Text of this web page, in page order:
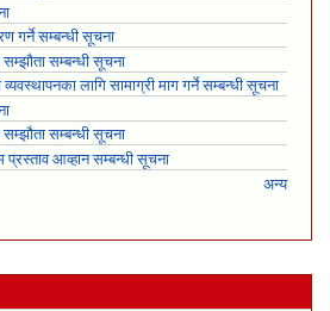
गर्ने सम्बन्धी सूचना
सम्बन्धी सूचना
लागि सामाग्री माग गर्ने सम्बन्धी सूचना
सम्बन्धी सूचना
आव्हान सम्बन्धी सूचना
अन्य